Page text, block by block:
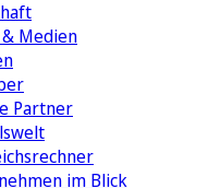
Medien
Partner
im Blick